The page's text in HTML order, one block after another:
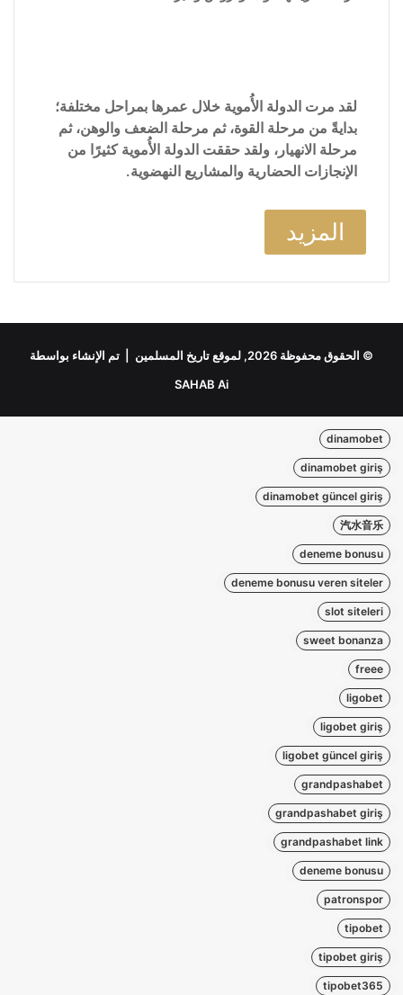
لقد مرت الدولة الأُموية خلال عمرها بمراحل مختلفة؛
بدايةً من مرحلة القوة، ثم مرحلة الضعف والوهن، ثم
مرحلة الانهيار، ولقد حققت الدولة الأُموية كثيرًا من
الإنجازات الحضارية والمشاريع النهضوية.
المزيد
© الحقوق محفوظة 2026, لموقع تاريخ المسلمين | تم الإنشاء بواسطة
SAHAB Ai
dinamobet
dinamobet giriş
dinamobet güncel giriş
汽水音乐
deneme bonusu
deneme bonusu veren siteler
slot siteleri
sweet bonanza
freee
ligobet
ligobet giriş
ligobet güncel giriş
grandpashabet
grandpashabet giriş
grandpashabet link
deneme bonusu
patronspor
tipobet
tipobet giriş
tipobet365